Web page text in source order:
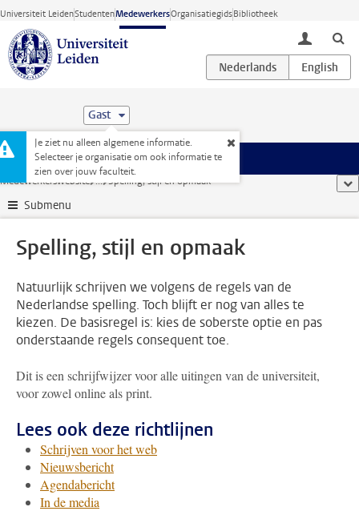
Ga direct naar de inhoud
Universiteit LeidenStudentenMedewerkersOrganisatiegidsBibliotheek
toggle
Gast
Je ziet nu alleen algemene informatie.
Selecteer je organisatie om ook informatie te
zien over jouw faculteit.
Menu
Medewerkerswebsite ... Spelling, stijl en opmaak
Submenu
Spelling, stijl en opmaak
Natuurlijk schrijven we volgens de regels van de
Nederlandse spelling. Toch blijft er nog van alles te
kiezen. De basisregel is: kies de soberste optie en pas
onderstaande regels consequent toe.
Dit is een schrijfwijzer voor alle uitingen van de universiteit,
voor zowel online als print.
Lees ook deze richtlijnen
Schrijven voor het web
Nieuwsbericht
Agendabericht
In de media